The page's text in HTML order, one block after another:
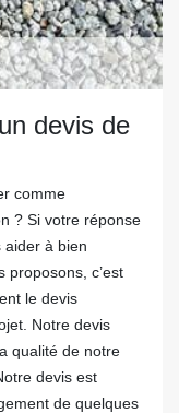
devis de
comme
? Si votre réponse
aider à bien
proposons, c’est
le devis
Notre devis
qualité de notre
devis est
de quelques